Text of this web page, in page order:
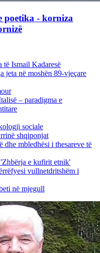
poetika - korniza
të Ismail Kadaresë
jeta në moshën 89-vjeçare
– paradigma e
sociale
shqiponjat
mbledhësi i thesareve të
e kufirit etnik'
vullnetdritshëm i
në mjegull